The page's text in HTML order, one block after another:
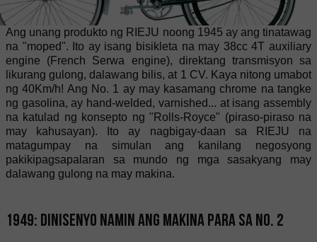
Ang unang produkto ng RIEJU noong 1945 ay ang tinatawag
na "moped". Ito ay isang bisikleta na may 38cc 4T auxiliary
engine (French Serwa engine), direktang transmisyon sa
likurang gulong, dalawang bilis, at 1 CV. Kaya nitong umabot
ng 40Km/h! Ang No. 1 ay may kasamang chrome na tangke
ng gasolina, ay hand-welded, varnished... at isang assembly
na katulad ng konsepto ng "Rolls-Royce" (piraso-piraso na
may kahusayan). Ito ay nagbigay-daan sa RIEJU na
matagumpay na simulan ang kanilang negosyong
pakikipagsapalaran sa mundo ng mga sasakyang may
dalawang gulong na may makina.
1949: Dinisenyo namin ang makina para sa No. 2